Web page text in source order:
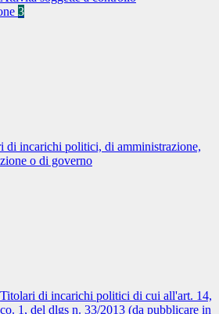
3
di incarichi politici, di amministrazione,
o di governo
Titolari di incarichi politici di cui all'art. 14,
co. 1, del dlgs n. 33/2013 (da pubblicare in